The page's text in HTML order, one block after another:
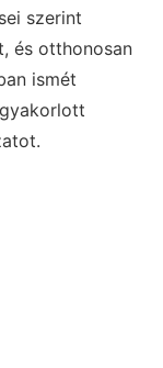
szerint
és otthonosan
ismét